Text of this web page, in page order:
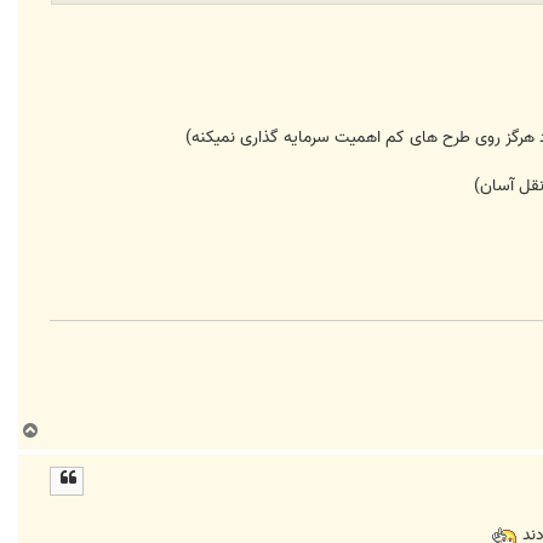
هرگز روی طرح های کم اهمیت سرمایه گذاری نمیکنه)
ا